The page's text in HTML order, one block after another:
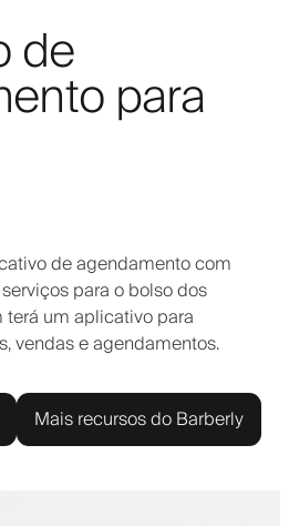
de
para
de agendamento com
para o bolso dos
um aplicativo para
vendas e agendamentos.
Mais recursos do Barberly